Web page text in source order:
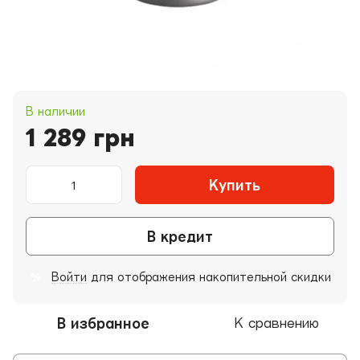
В наличии
1 289 грн
Купить
В кредит
Войти для отображения накопительной скидки
В избранное К сравнению